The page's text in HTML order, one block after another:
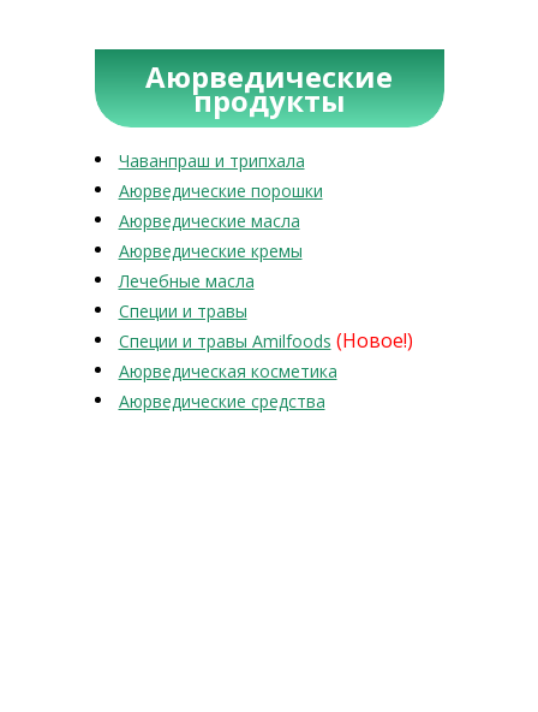
Аюрведические
продукты
Чаванпраш и трипхала
Аюрведические порошки
Аюрведические масла
Аюрведические кремы
Лечебные масла
Специи и травы
Специи и травы Amilfoods (Новое!)
Аюрведическая косметика
Аюрведические средства